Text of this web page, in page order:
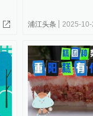
浦江头条 2025-10-